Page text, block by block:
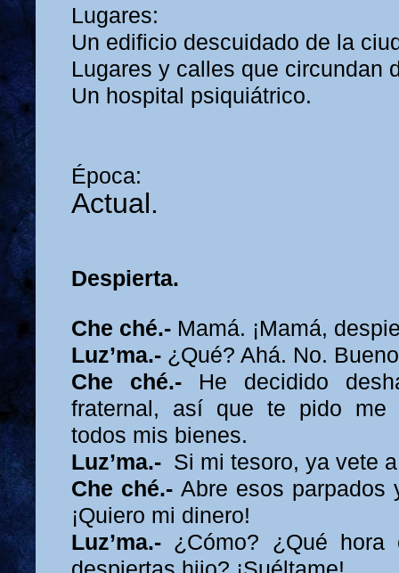
Lugares:
Un edificio descuidado de la
Lugares y calles que circundan
Un hospital psiquiátrico.
Época:
Actual.
Despierta.
Che ché.- Mamá. ¡Mamá,
Luz’ma.- ¿Qué? Ahá. No.
Che ché.- He decidido
fraternal, así que te pido me
todos mis bienes.
Luz’ma.- Si mi tesoro, ya vete
Che ché.- Abre esos parpados
¡Quiero mi dinero!
Luz’ma.- ¿Cómo? ¿Qué